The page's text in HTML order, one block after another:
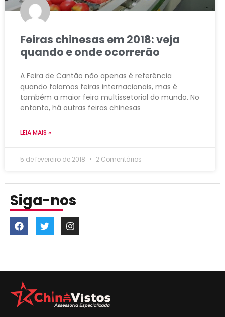
Feiras chinesas em 2018: veja
quando e onde ocorrerão
A Feira de Cantão não apenas é referência
quando falamos feiras internacionais, mas é
também a maior feira multissetorial do mundo. No
entanto, há outras feiras chinesas
LEIA MAIS »
5 de fevereiro de 2018 2 Comentários
Siga-nos